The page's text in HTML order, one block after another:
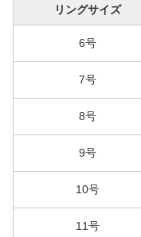
リングサイズ
6号
7号
8号
9号
10号
11号